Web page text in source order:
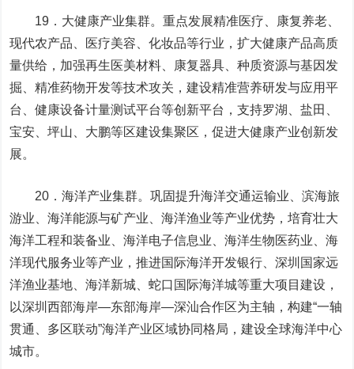
19．大健康产业集群。重点发展精准医疗、康复养老、
现代农产品 、医疗美容、化妆品等行业，扩大健康产品高质
量供给，加强再生医美材料、康复器具、种质资源与基因发
掘、精准药物开发等技术攻关，建设精准营养研发与应用平
台、健康设备计量测试平台等创新平台，支持罗湖、盐田、
宝安、坪山、大鹏等区建设集聚区，促进大健康产业创新发
展。
20．海洋产业集群。巩固提升海洋交通运输业、滨海旅
游业、海洋能源与矿产业、海洋渔业等产业优势，培育壮大
海洋工程和装备业、海洋电子信息业、海洋生物医药业、海
洋现代服务业等产业，推进国际海洋开发银行、深圳国家远
洋渔业基地、海洋新城、蛇口国际海洋城等重大项目建设，
以深圳西部海岸—东部海岸—深汕合作区为主轴，构建“一轴
贯通、多区联动”海洋产业区域协同格局，建设全球海洋中心
城市。